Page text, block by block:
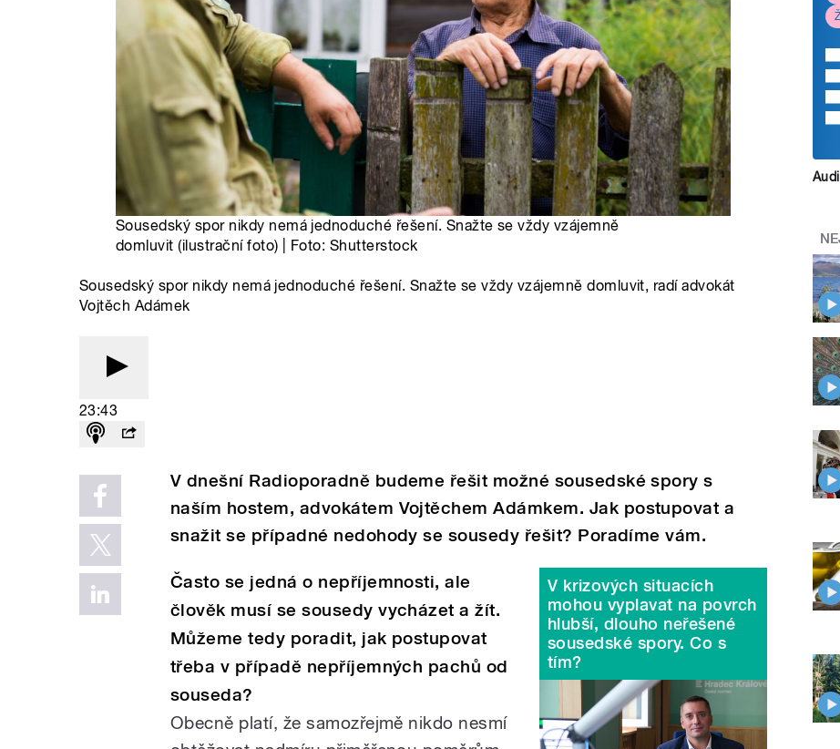
Sousedský spor nikdy nemá jednoduché řešení. Snažte se vždy vzájemně
domluvit (ilustrační foto) | Foto: Shutterstock
Sousedský spor nikdy nemá jednoduché řešení. Snažte se vždy vzájemně domluvit, radí advokát
Vojtěch Adámek
23:43
V dnešní Radioporadně budeme řešit možné sousedské spory s
naším hostem, advokátem Vojtěchem Adámkem. Jak postupovat a
snažit se případné nedohody se sousedy řešit? Poradíme vám.
V krizových situacích
mohou vyplavat na povrch
hlubší, dlouho neřešené
sousedské spory. Co s
tím?
Často se jedná o nepříjemnosti, ale
člověk musí se sousedy vycházet a žít.
Můžeme tedy poradit, jak postupovat
třeba v případě nepříjemných pachů od
souseda?
Obecně platí, že samozřejmě nikdo nesmí